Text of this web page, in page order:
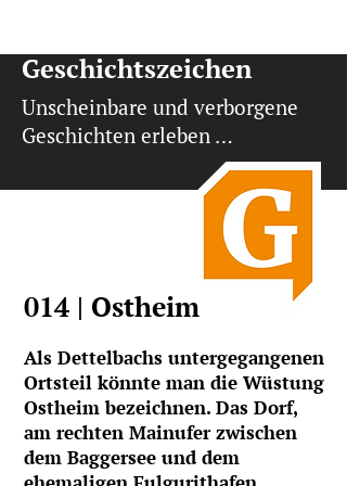
Geschichtszeichen
Unscheinbare und verborgene
Geschichten erleben …
014 | Ostheim
Als Dettelbachs untergegangenen
Ortsteil könnte man die Wüstung
Ostheim bezeichnen. Das Dorf,
am rechten Mainufer zwischen
dem Baggersee und dem